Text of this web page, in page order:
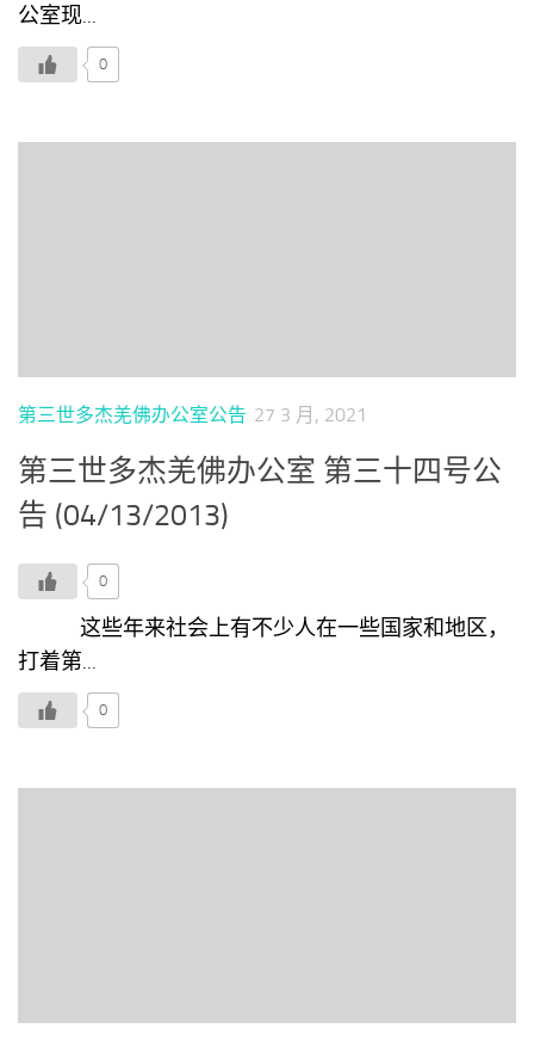
公室现...
0
第三世多杰羌佛办公室公告 27 3 月, 2021
第三世多杰羌佛办公室 第三十四号公
告 (04/13/2013)
0
这些年来社会上有不少人在一些国家和地区，
打着第...
0